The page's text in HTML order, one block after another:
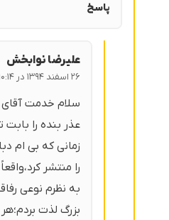
پاسخ
عليرضا نوابخش
۲۶ اسفند ۱۳۹۴ در ۱۰:۱۴ قبل از ظهر
سلام خدمت آقای
عذر بنده را بابت
زمانی که بی ام
را منتشر
به نظرم نوعی
بزرگ لذت